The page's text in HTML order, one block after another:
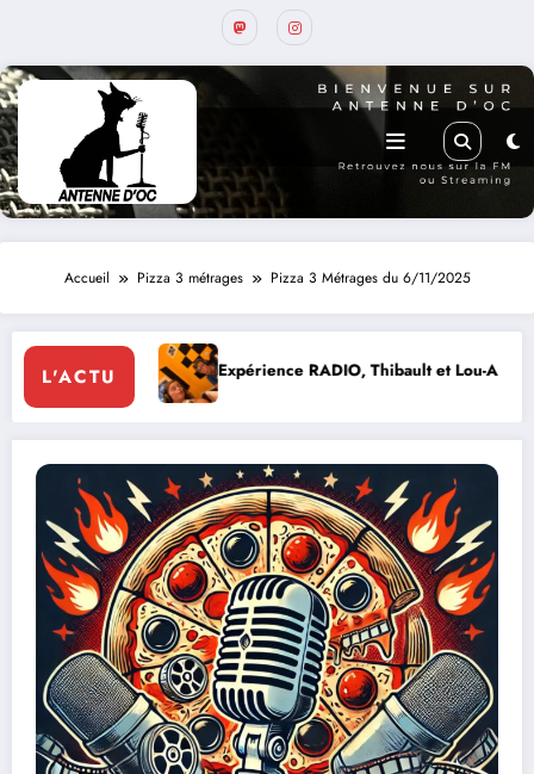
Accueil Pizza 3 métrages Pizza 3 Métrages du 6/11/2025
L'ACTU
Expérience RADIO, Thibault et Lou-Anne d’Olmeto